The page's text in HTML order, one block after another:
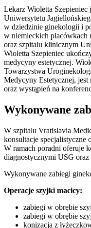
Lekarz Wioletta
Uniwersytetu
w dziedzinie ginekologii i
w niemieckich placówkach
oraz szpitalu klinicznym
Wioletta Szepieniec
medycyny estetycznej.
Towarzystwa
Medycyny Estetycznej,
oraz wystąpień na
Wykonywane
W szpitalu Vratislavia
konsultacje specjalistyczne
W ramach poradni oferuje
diagnostycznymi USG oraz
Wykonywane zabiegi
Operacje szyjki macicy:
zabiegi w obrębie
zabiegi w obrębie
konizacja z